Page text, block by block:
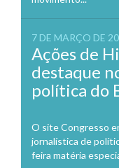
7 DE MARÇO DE
Ações de
destaque
política do
O site Congresso
jornalística de
feira matéria